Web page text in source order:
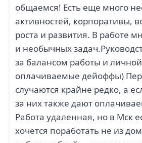
общаемся! Есть еще много
активностей, корпоративы,
роста и развития. В работе
и необычных задач.
за балансом работы и
оплачиваемые дейоффы)
случаются крайне редко, а
за них также дают
Работа удаленная, но в Мск
хочется поработать не из